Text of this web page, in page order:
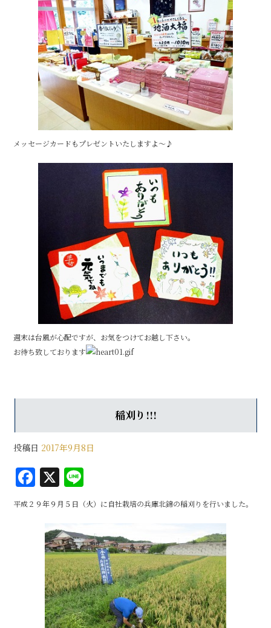
メッセージカードもプレゼントいたしますよ～♪
週末は台風が心配ですが、お気をつけてお越し下さい。
お待ち致しております
稲刈り!!!
投稿日 2017年9月8日
F
a
c
e
b
o
o
k
X
n
e
平成２９年９月５日（火）に自社栽培の兵庫北錦の稲刈りを行いました。